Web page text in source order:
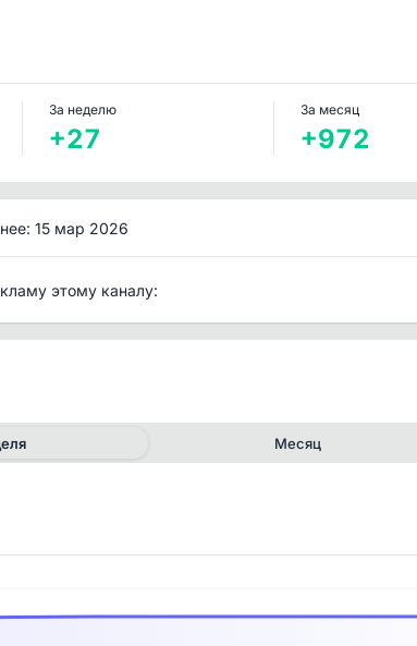
За неделю
+27
За месяц
+972
15 мар 2026
этому каналу:
Месяц